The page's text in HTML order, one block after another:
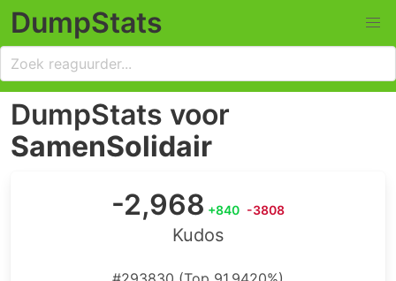
DumpStats
DumpStats voor
SamenSolidair
-2,968 +840 -3808
Kudos